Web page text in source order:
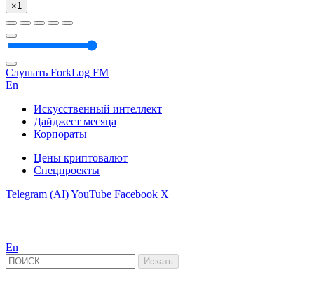
×1
Слушать ForkLog FM
En
Искусственный интеллект
Дайджест месяца
Корпораты
Цены криптовалют
Спецпроекты
Telegram (AI)YouTube Facebook X
En